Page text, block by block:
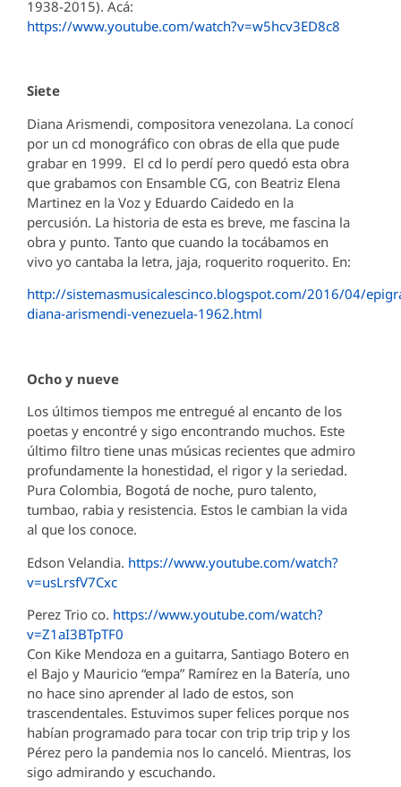
1938-2015). Acá:
https://www.youtube.com/watch?v=w5hcv3ED8c8
Siete
Diana Arismendi, compositora venezolana. La conocí
por un cd monográfico con obras de ella que pude
grabar en 1999. El cd lo perdí pero quedó esta obra
que grabamos con Ensamble CG, con Beatriz Elena
Martinez en la Voz y Eduardo Caidedo en la
percusión. La historia de esta es breve, me fascina la
obra y punto. Tanto que cuando la tocábamos en
vivo yo cantaba la letra, jaja, roquerito roquerito. En:
http://sistemasmusicalescinco.blogspot.com/2016/04/
diana-arismendi-venezuela-1962.html
Ocho y nueve
Los últimos tiempos me entregué al encanto de los
poetas y encontré y sigo encontrando muchos. Este
último filtro tiene unas músicas recientes que admiro
profundamente la honestidad, el rigor y la seriedad.
Pura Colombia, Bogotá de noche, puro talento,
tumbao, rabia y resistencia. Estos le cambian la vida
al que los conoce.
Edson Velandia. https://www.youtube.com/watch?
v=usLrsfV7Cxc
Perez Trio co. https://www.youtube.com/watch?
v=Z1aI3BTpTF0
Con Kike Mendoza en a guitarra, Santiago Botero en
el Bajo y Mauricio “empa” Ramírez en la Batería, uno
no hace sino aprender al lado de estos, son
trascendentales. Estuvimos super felices porque nos
habían programado para tocar con trip trip trip y los
Pérez pero la pandemia nos lo canceló. Mientras, los
sigo admirando y escuchando.